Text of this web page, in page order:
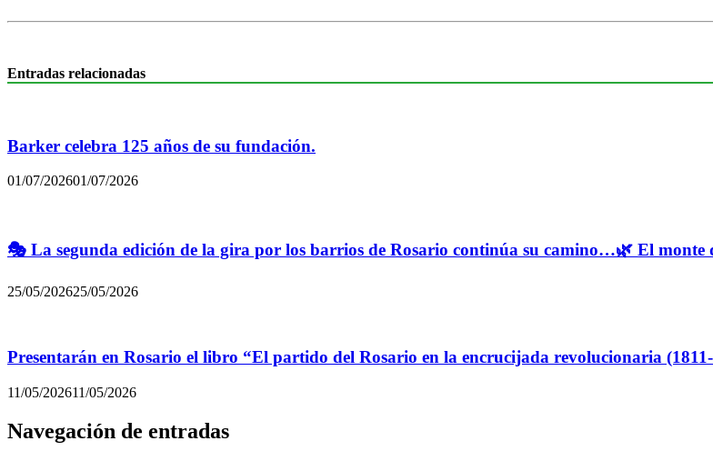
Entradas relacionadas
Barker celebra 125 años de su fundación.
01/07/202601/07/2026
🎭 La segunda edición de la gira por los barrios de Rosario continúa su camino…🌿 El
25/05/202625/05/2026
Presentarán en Rosario el libro “El partido del Rosario en la encrucijada revolucionaria
11/05/202611/05/2026
Navegación de entradas